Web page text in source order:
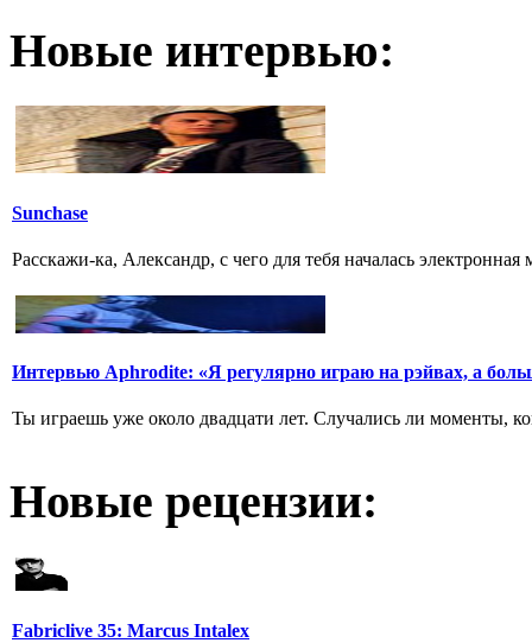
Новые интервью:
Sunchase
Расскажи-ка, Александр, с чего для тебя началась электронная
Интервью Aphrodite: «Я регулярно играю на рэйвах, а
Ты играешь уже около двадцати лет. Случались ли моменты,
Новые рецензии:
Fabriclive 35: Marcus Intalex